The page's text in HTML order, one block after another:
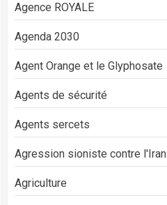
Agence ROYALE
Agenda 2030
Agent Orange et le Glyphosate
Agents de sécurité
Agents sercets
Agression sioniste contre l'Iran
Agriculture